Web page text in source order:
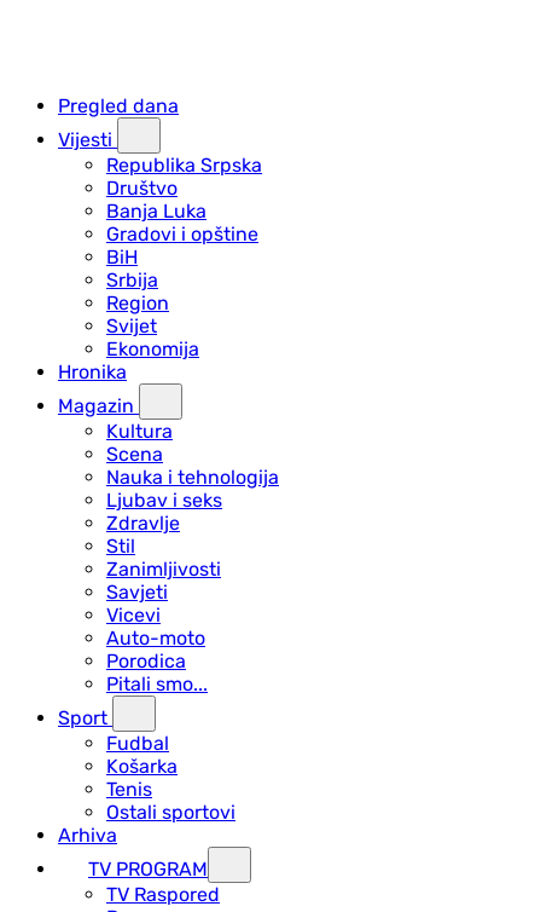
Pregled dana
Vijesti
Republika Srpska
Društvo
Banja Luka
Gradovi i opštine
BiH
Srbija
Region
Svijet
Ekonomija
Hronika
Magazin
Kultura
Scena
Nauka i tehnologija
Ljubav i seks
Zdravlje
Stil
Zanimljivosti
Savjeti
Vicevi
Auto-moto
Porodica
Pitali smo...
Sport
Fudbal
Košarka
Tenis
Ostali sportovi
Arhiva
TV PROGRAM
ТV Raspored